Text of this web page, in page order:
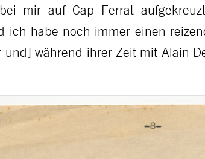
mir auf Cap Ferrat
ich habe noch immer einen
und] während ihrer Zeit mit Alain